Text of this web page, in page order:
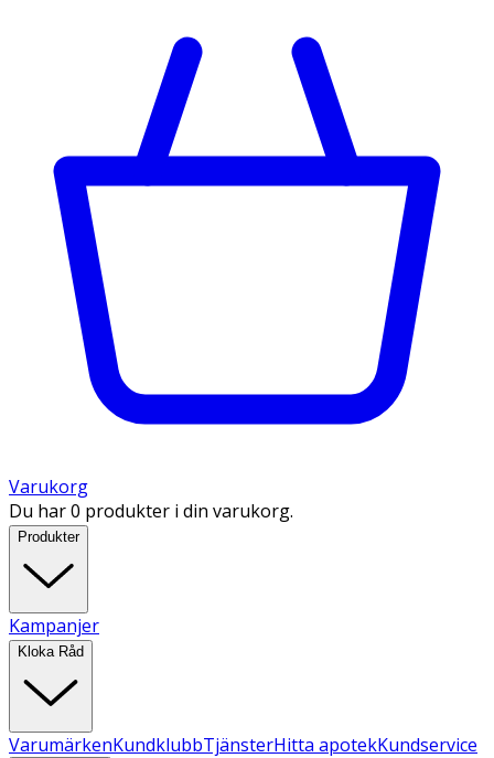
Varukorg
Du har 0 produkter i din varukorg.
Produkter
Kampanjer
Kloka Råd
VarumärkenKundklubbTjänsterHitta apotekKundservice